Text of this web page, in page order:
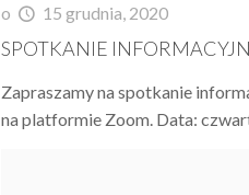
o 15 grudnia, 2020
SPOTKANIE
Zapraszamy na spotkanie
na platformie Zoom. Data: